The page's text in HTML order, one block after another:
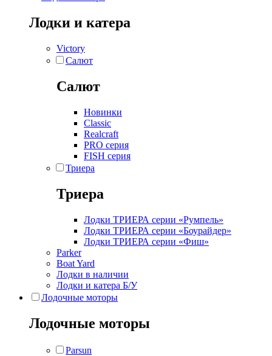
Лодки и катера
Victory
Салют
Салют
Новинки
Classic
Realcraft
PRO серия
FISH серия
Триера
Триера
Лодки ТРИЕРА серии «Румпель»
Лодки ТРИЕРА серии «Боурайдер»
Лодки ТРИЕРА серии «Фиш»
Parker
Boat Yard
Лодки в наличии
Лодки и катера Б/У
Лодочные моторы
Лодочные моторы
Parsun